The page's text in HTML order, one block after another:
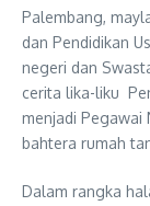
Palembang,
dan Pendidikan
negeri dan
cerita lika-liku
menjadi Pegawai
bahtera rumah
Dalam rangka